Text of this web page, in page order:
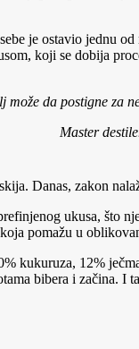
je ostavio jednu
koji se dobija
može da postigne za
Master
Danas, zakon
ukusa, što
pomažu u
kukuruza, 12%
bibera i začina. I